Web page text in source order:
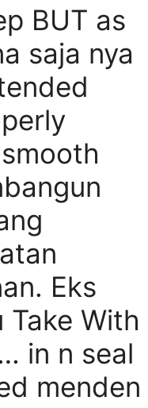
BUT as
saja nya
Eks
With
in n seal
menden